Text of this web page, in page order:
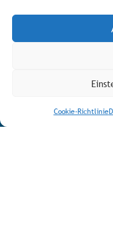
Cookie-Richtlinie